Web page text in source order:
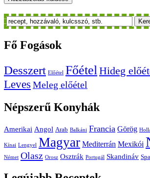
Fő Fogások
Desszert Előétel Főétel Hideg
Leves Meleg előétel
Népszerű Konyhák
Amerikai Angol Arab Balkáni Francia Görög
Kínai Lengyel Magyar Mediterrán Mexikói
Német Olasz Orosz Osztrák Portugál Skandináv